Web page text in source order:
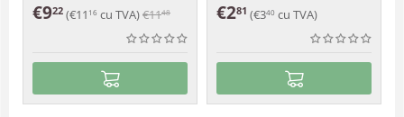
€922 (€11 16 cu TVA)€1148 €281 (€340 cu TVA)